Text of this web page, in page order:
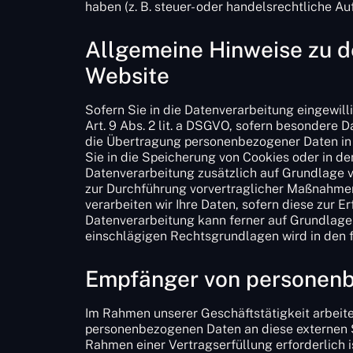
haben (z. B. steuer- oder handelsrechtliche
Allgemeine Hinweise zu
Website
Sofern Sie in die Datenverarbeitung
Art. 9 Abs. 2 lit. a DSGVO, sofern besondere
die Übertragung personenbezogener Daten
Sie in die Speicherung von Cookies oder in
Datenverarbeitung zusätzlich auf Grundlage
zur Durchführung vorvertraglicher
verarbeiten wir Ihre Daten, sofern diese zur
Datenverarbeitung kann ferner auf
einschlägigen Rechtsgrundlagen wird in
Empfänger von
Im Rahmen unserer Geschäftstätigkeit
personenbezogenen Daten an diese
Rahmen einer Vertragserfüllung erforderlich